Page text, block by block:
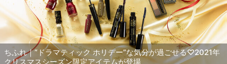
ちふれ｜“ドラマティック ホリデー”な気分が過ごせる♡2021年
クリスマスシーズン限定アイテムが登場